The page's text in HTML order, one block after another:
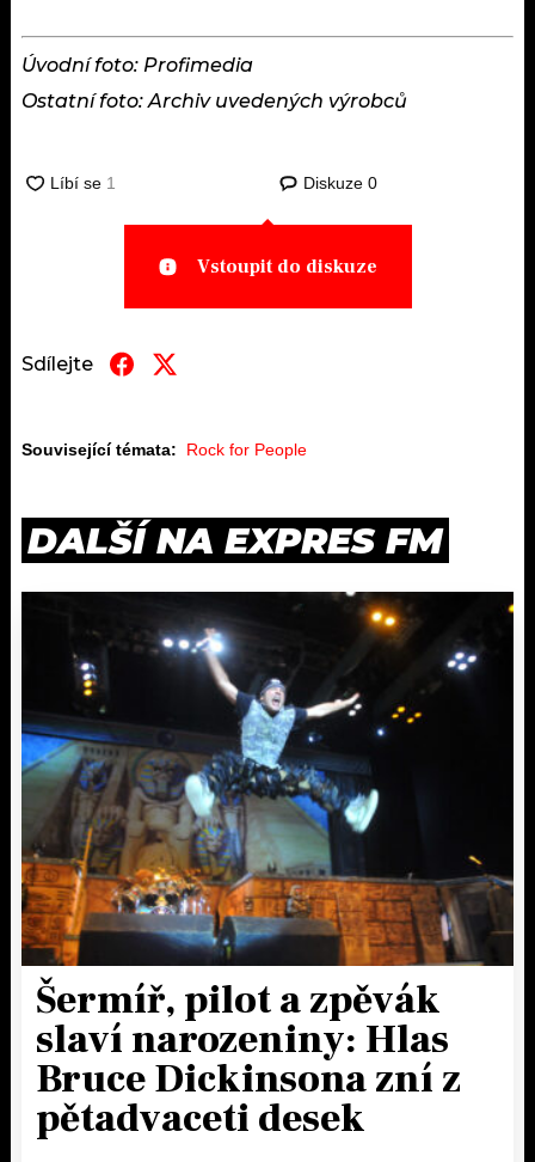
Úvodní foto: Profimedia
Ostatní foto: Archiv uvedených výrobců
Diskuze 0
Vstoupit do diskuze
Sdílejte
Související témata: Rock for People
DALŠÍ NA EXPRES FM
Šermíř, pilot a zpěvák
slaví narozeniny: Hlas
Bruce Dickinsona zní z
pětadvaceti desek